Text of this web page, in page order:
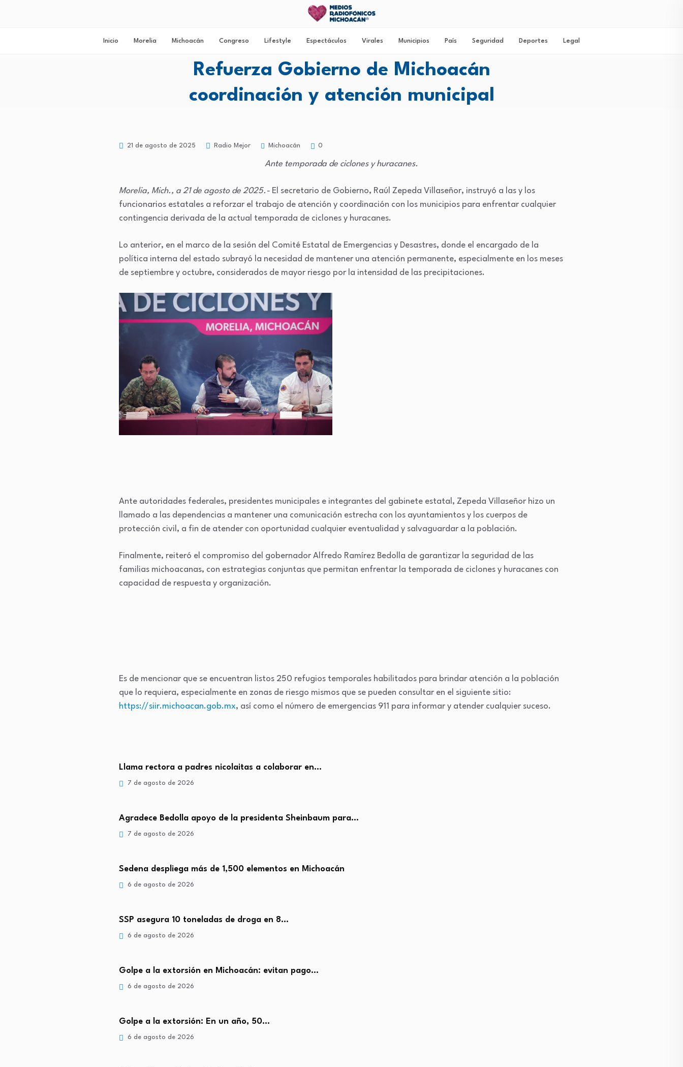
Inicio Morelia Michoacán Congreso Lifestyle Espectáculos Virales Municipios País Seguridad Deportes Legal
Refuerza Gobierno de Michoacán
coordinación y atención municipal
21 de agosto de 2025 Radio Mejor Michoacán 0
Ante temporada de ciclones y huracanes.
Morelia, Mich., a 21 de agosto de 2025.- El secretario de Gobierno, Raúl Zepeda Villaseñor, instruyó a las y los
funcionarios estatales a reforzar el trabajo de atención y coordinación con los municipios para enfrentar cualquier
contingencia derivada de la actual temporada de ciclones y huracanes.
Lo anterior, en el marco de la sesión del Comité Estatal de Emergencias y Desastres, donde el encargado de la
política interna del estado subrayó la necesidad de mantener una atención permanente, especialmente en los meses
de septiembre y octubre, considerados de mayor riesgo por la intensidad de las precipitaciones.
Ante autoridades federales, presidentes municipales e integrantes del gabinete estatal, Zepeda Villaseñor hizo un
llamado a las dependencias a mantener una comunicación estrecha con los ayuntamientos y los cuerpos de
protección civil, a fin de atender con oportunidad cualquier eventualidad y salvaguardar a la población.
Finalmente, reiteró el compromiso del gobernador Alfredo Ramírez Bedolla de garantizar la seguridad de las
familias michoacanas, con estrategias conjuntas que permitan enfrentar la temporada de ciclones y huracanes con
capacidad de respuesta y organización.
Es de mencionar que se encuentran listos 250 refugios temporales habilitados para brindar atención a la población
que lo requiera, especialmente en zonas de riesgo mismos que se pueden consultar en el siguiente sitio:
https://siir.michoacan.gob.mx, así como el número de emergencias 911 para informar y atender cualquier suceso.
Llama rectora a padres nicolaitas a colaborar en…
7 de agosto de 2026
Agradece Bedolla apoyo de la presidenta Sheinbaum para…
7 de agosto de 2026
Sedena despliega más de 1,500 elementos en Michoacán
6 de agosto de 2026
SSP asegura 10 toneladas de droga en 8…
6 de agosto de 2026
Golpe a la extorsión en Michoacán: evitan pago…
6 de agosto de 2026
Golpe a la extorsión: En un año, 50…
6 de agosto de 2026